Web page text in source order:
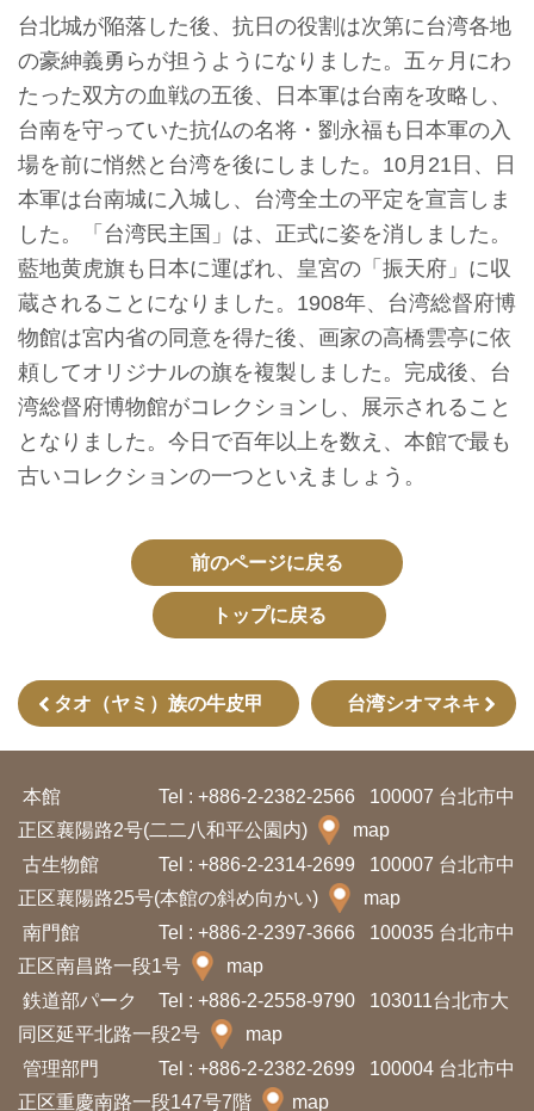
サ
イ
ト
マ
ッ
プ
デ
ー
タ
開
放
宣
言
ジ
イ
ト
マ
ッ
プ
中
En
glis
Ba
台北城が陥落した後、抗日の役割は次第に台湾各地
の豪紳義勇らが担うようになりました。五ヶ月にわ
たった双方の血戦の五後、日本軍は台南を攻略し、
台南を守っていた抗仏の名将・劉永福も日本軍の入
場を前に悄然と台湾を後にしました。10月21日、日
本軍は台南城に入城し、台湾全土の平定を宣言しま
した。「台湾民主国」は、正式に姿を消しました。
藍地黄虎旗も日本に運ばれ、皇宮の「振天府」に収
蔵されることになりました。1908年、台湾総督府博
物館は宮内省の同意を得た後、画家の高橋雲亭に依
頼してオリジナルの旗を複製しました。完成後、台
湾総督府博物館がコレクションし、展示されること
となりました。今日で百年以上を数え、本館で最も
古いコレクションの一つといえましょう。
前のページに戻る
トップに戻る
タオ（ヤミ）族の牛皮甲 台湾シオマネキ
本館 Tel : +886-2-2382-2566
100007 台北市中
正区襄陽路2号(二二八和平公園内)
map
古生物館
Tel : +886-2-2314-2699
100007 台北市中
正区襄陽路25号(本館の斜め向かい)
map
南門館
Tel : +886-2-2397-3666
100035 台北市中
正区南昌路一段1号
map
鉄道部パーク
Tel : +886-2-2558-9790
103011台北市大
同区延平北路一段2号
map
管理部門
Tel : +886-2-2382-2699
100004 台北市中
正区重慶南路一段147号7階
map